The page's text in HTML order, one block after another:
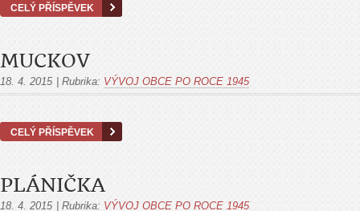
CELÝ PŘÍSPĚVEK
MUCKOV
18. 4. 2015 Rubrika: VÝVOJ OBCE PO ROCE 1945
CELÝ PŘÍSPĚVEK
PLÁNIČKA
18. 4. 2015 Rubrika: VÝVOJ OBCE PO ROCE 1945